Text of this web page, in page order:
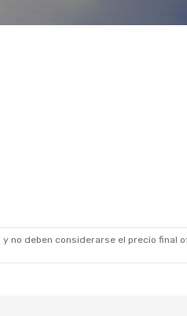
deben considerarse el precio final